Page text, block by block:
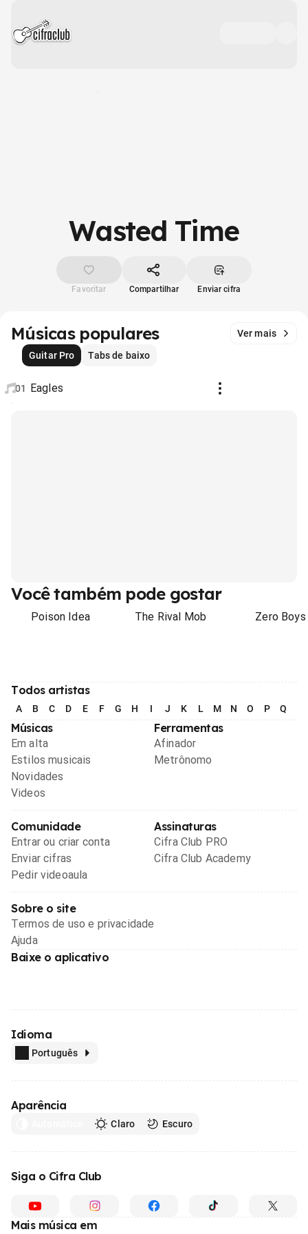
Wasted Time
Favoritar Compartilhar Enviar cifra
Músicas populares
Ver mais
Guitar Pro
Tabs de baixo
01 Eagles
Você também pode gostar
Poison Idea The Rival Mob Zero Boys
Todos artistas
A B C D E F G H I J K L M N O P Q
Músicas
Em alta
Estilos musicais
Novidades
Videos
Ferramentas
Afinador
Metrônomo
Comunidade
Entrar ou criar conta
Enviar cifras
Pedir videoaula
Assinaturas
Cifra Club PRO
Cifra Club Academy
Sobre o site
Termos de uso e privacidade
Ajuda
Baixe o aplicativo
Idioma
Português
Aparência
Claro Escuro
Siga o Cifra Club
Mais música em